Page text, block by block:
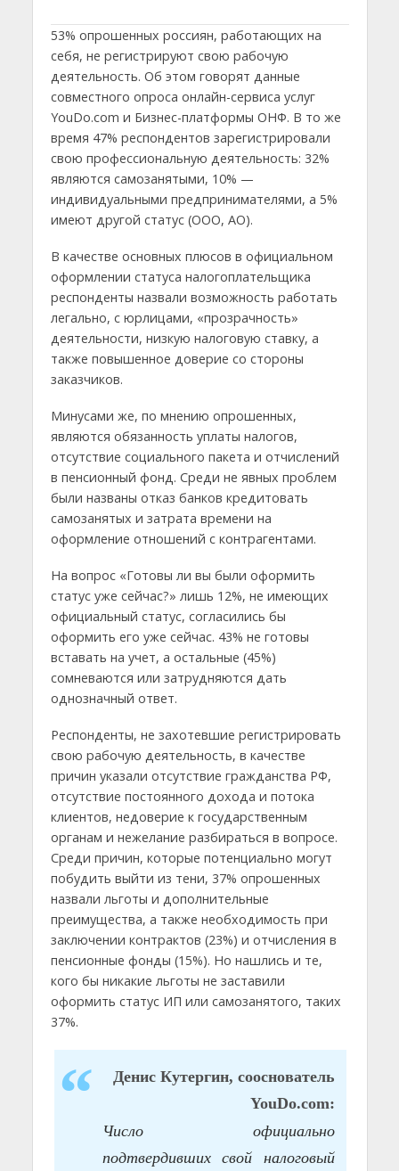
53% опрошенных россиян, работающих на
себя, не регистрируют свою рабочую
деятельность. Об этом говорят данные
совместного опроса онлайн-сервиса услуг
YouDo.com и Бизнес-платформы ОНФ. В то же
время 47% респондентов зарегистрировали
свою профессиональную деятельность: 32%
являются самозанятыми, 10% —
индивидуальными предпринимателями, а 5%
имеют другой статус (ООО, АО).
В качестве основных плюсов в официальном
оформлении статуса налогоплательщика
респонденты назвали возможность работать
легально, с юрлицами, «прозрачность»
деятельности, низкую налоговую ставку, а
также повышенное доверие со стороны
заказчиков.
Минусами же, по мнению опрошенных,
являются обязанность уплаты налогов,
отсутствие социального пакета и отчислений
в пенсионный фонд. Среди не явных проблем
были названы отказ банков кредитовать
самозанятых и затрата времени на
оформление отношений с контрагентами.
На вопрос «Готовы ли вы были оформить
статус уже сейчас?» лишь 12%, не имеющих
официальный статус, согласились бы
оформить его уже сейчас. 43% не готовы
вставать на учет, а остальные (45%)
сомневаются или затрудняются дать
однозначный ответ.
Респонденты, не захотевшие регистрировать
свою рабочую деятельность, в качестве
причин указали отсутствие гражданства РФ,
отсутствие постоянного дохода и потока
клиентов, недоверие к государственным
органам и нежелание разбираться в вопросе.
Среди причин, которые потенциально могут
побудить выйти из тени, 37% опрошенных
назвали льготы и дополнительные
преимущества, а также необходимость при
заключении контрактов (23%) и отчисления в
пенсионные фонды (15%). Но нашлись и те,
кого бы никакие льготы не заставили
оформить статус ИП или самозанятого, таких
37%.
Денис Кутергин, сооснователь
YouDo.com:
Число официально
подтвердивших свой налоговый